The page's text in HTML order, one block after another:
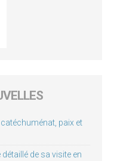
catéchuménat, paix et
détaillé de sa visite en